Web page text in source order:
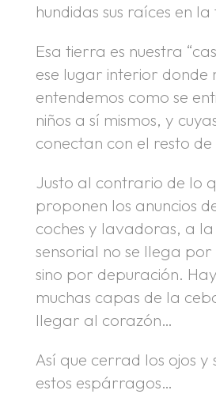
hundidas sus raíces en
Esa tierra es nuestra
ese lugar interior donde
entendemos como se
niños a sí mismos, y
conectan con el resto
Justo al contrario de lo
proponen los anuncios
coches y lavadoras, a
sensorial no se llega
sino por depuración.
muchas capas de la
llegar al corazón…
Así que cerrad los ojos
estos espárragos…